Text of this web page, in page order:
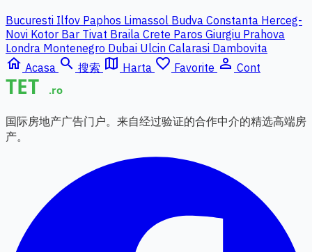
Bucuresti Ilfov Paphos Limassol Budva Constanta Herceg-
Novi Kotor Bar Tivat Braila Crete Paros Giurgiu Prahova
Londra Montenegro Dubai Ulcin Calarasi Dambovita
home Acasa search 搜索 map Harta favorite_border Favorite person_outline Cont
国际房地产广告门户。来自经过验证的合作中介的精选高端房
产。